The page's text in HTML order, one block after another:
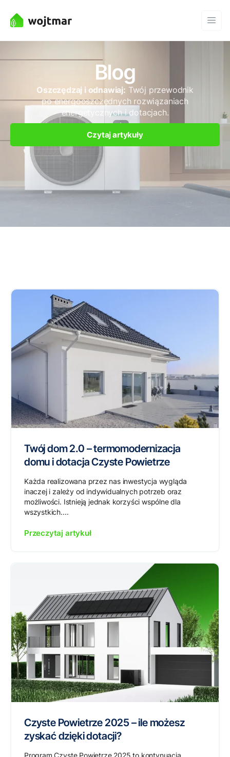
Blog
Oszczędzaj i odnawiaj: Twój przewodnik
po energooszczędnych rozwiązaniach
energetycznych i dotacjach.
Czytaj artykuły
Twój dom 2.0 – termomodernizacja
domu i dotacja Czyste Powietrze
Każda realizowana przez nas inwestycja wygląda
inaczej i zależy od indywidualnych potrzeb oraz
możliwości. Istnieją jednak korzyści wspólne dla
wszystkich....
Przeczytaj artykuł
Czyste Powietrze 2025 – ile możesz
zyskać dzięki dotacji?
Program Czyste Powietrze 2025 to kontynuacja